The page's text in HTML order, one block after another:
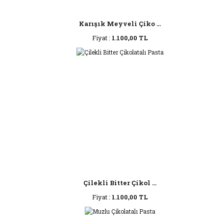
Karışık Meyveli Çiko ...
Fiyat : 1.100,00 TL
Çilekli Bitter Çikol ...
Fiyat : 1.100,00 TL